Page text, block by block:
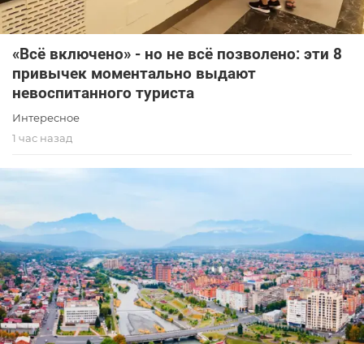
«Всё включено» - но не всё позволено: эти 8
привычек моментально выдают
невоспитанного туриста
Интересное
1 час назад